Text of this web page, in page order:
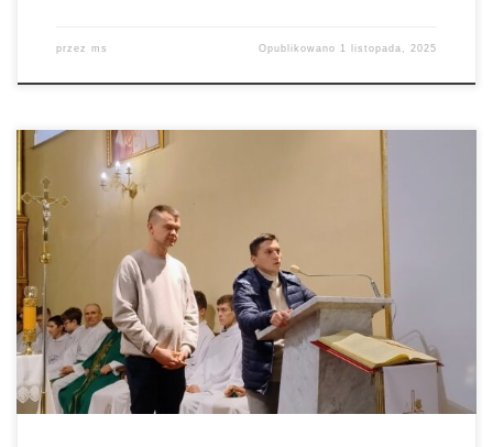
przez ms Opublikowano 1 listopada, 2025
26 października w naszej parafii goście z Cenacolo dali
świadectwo, jak w ich życiu Bóg okazał Miłosierdzie. To droga od
uzależnień, zawirowań, przestępstw do modlitwy, wspólnoty i
życia w cieniu Boga. Wspólnota Cenacolo działa m.in. w Porębie
Radlnej (w Polsce działa 4 wspólnoty, ) po sąsiedzku – znak
wspólnoty znajduje […]